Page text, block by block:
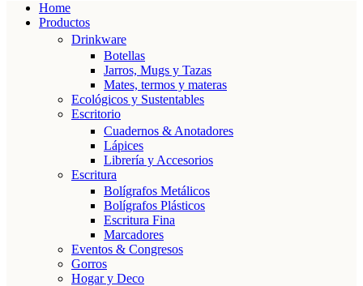
Home
Productos
Drinkware
Botellas
Jarros, Mugs y Tazas
Mates, termos y materas
Ecológicos y Sustentables
Escritorio
Cuadernos & Anotadores
Lápices
Librería y Accesorios
Escritura
Bolígrafos Metálicos
Bolígrafos Plásticos
Escritura Fina
Marcadores
Eventos & Congresos
Gorros
Hogar y Deco